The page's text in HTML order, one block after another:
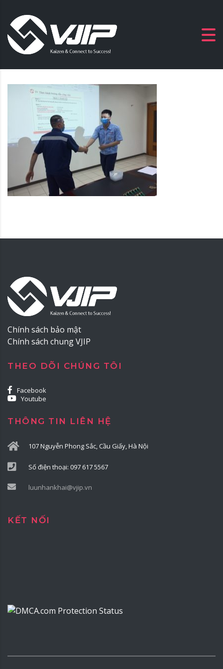
Chính sách bảo mật
Chính sách chung VJIP
THEO DÕI CHÚNG TÔI
Facebook
Youtube
THÔNG TIN LIÊN HỆ
107 Nguyễn Phong Sắc, Cầu Giấy, Hà Nội
Số điện thoại: 097 617 5567
luunhankhai@vjip.vn
KẾT NỐI